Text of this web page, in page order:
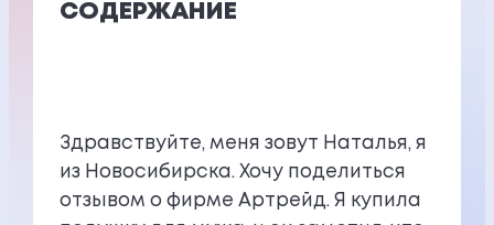
СОДЕРЖАНИЕ
Здравствуйте, меня зовут Наталья, я
из Новосибирска. Хочу поделиться
отзывом о фирме Артрейд. Я купила